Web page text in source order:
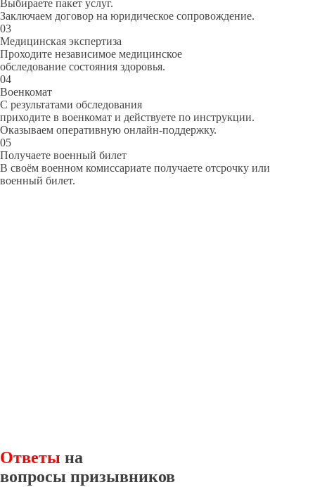
Выбираете пакет услуг.
Заключаем договор на юридическое сопровождение.
03
Медицинская экспертиза
Проходите независимое медицинское
обследование состояния здоровья.
04
Военкомат
С результатами обследования
приходите в военкомат и действуете по инструкции.
Оказываем оперативную онлайн-поддержку.
05
Получаете военный билет
В своём военном комиссариате получаете отсрочку или
военный билет.
Ответы на
вопросы призывников